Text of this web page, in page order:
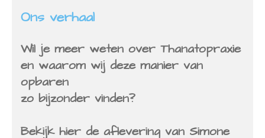
Ons verhaal
Wil je meer weten over Thanatopraxie
en waarom wij deze manier van
opbaren
zo bijzonder vinden?
Bekijk hier de aflevering van Simone